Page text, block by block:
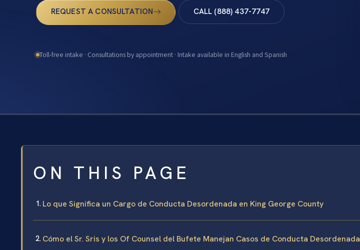
REQUEST A CONSULTATION CALL (888) 437-7747
Toll-free intake · Consultations by appointment · Intake available in English and Spanish
ON THIS PAGE
Lo que Significa un Cargo de Conducta Desordenada en King George County
Cómo el Sr. Sris y los Of Counsel del Bufete Manejan Casos de Conducta Desordenada